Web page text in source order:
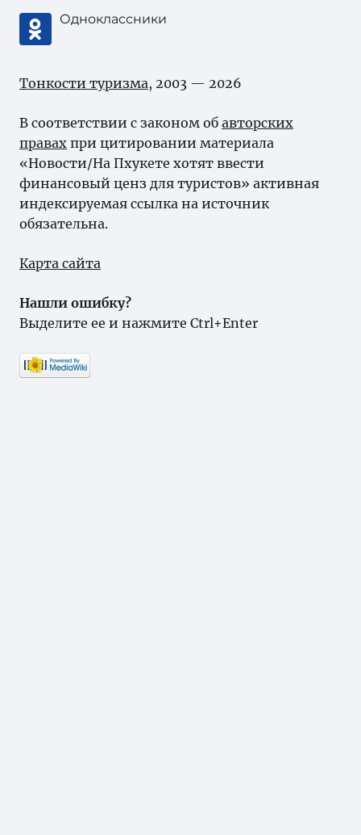
Одноклассники
Тонкости туризма, 2003 — 2026
В соответствии с законом об авторских
правах при цитировании материала
«Новости/На Пхукете хотят ввести
финансовый ценз для туристов» активная
индексируемая ссылка на источник
обязательна.
Карта сайта
Нашли ошибку?
Выделите ее и нажмите Ctrl+Enter